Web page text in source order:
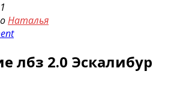
Наталья
лбз 2.0 Эскалибур